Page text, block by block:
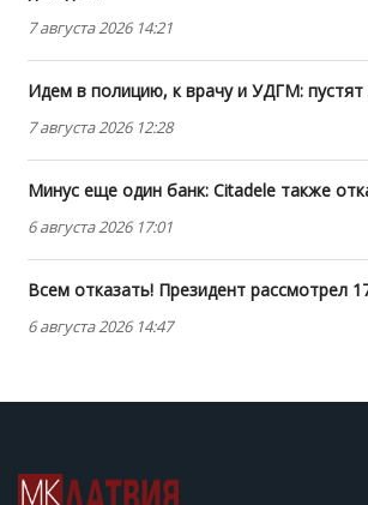
7 августа 2026 14:21
Идем в полицию, к врачу и УДГМ: пустят
7 августа 2026 12:28
Минус еще один банк: Citadele также
6 августа 2026 17:01
Всем отказать! Президент рассмотрел
6 августа 2026 14:47